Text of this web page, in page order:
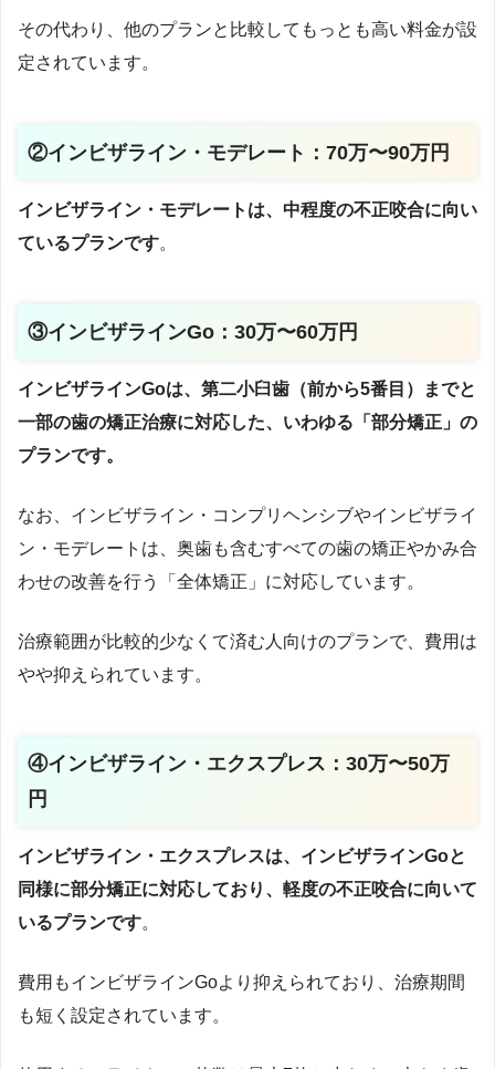
その代わり、他のプランと比較してもっとも高い料金が設
定されています。
②インビザライン・モデレート：70万〜90万円
インビザライン・モデレートは、中程度の不正咬合に向い
ているプランです。
③インビザラインGo：30万〜60万円
インビザラインGoは、第二小臼歯（前から5番目）までと
一部の歯の矯正治療に対応した、いわゆる「部分矯正」の
プランです。
なお、インビザライン・コンプリヘンシブやインビザライ
ン・モデレートは、奥歯も含むすべての歯の矯正やかみ合
わせの改善を行う「全体矯正」に対応しています。
治療範囲が比較的少なくて済む人向けのプランで、費用は
やや抑えられています。
④インビザライン・エクスプレス：30万〜50万
円
インビザライン・エクスプレスは、インビザラインGoと
同様に部分矯正に対応しており、軽度の不正咬合に向いて
いるプランです。
費用もインビザラインGoより抑えられており、治療期間
も短く設定されています。